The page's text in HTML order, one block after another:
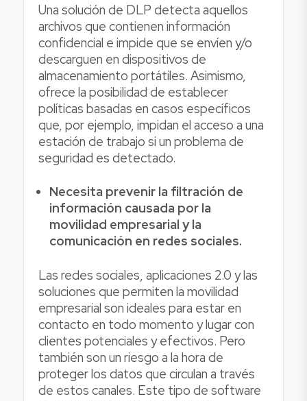
Una solución de DLP detecta aquellos
archivos que contienen información
confidencial e impide que se envíen y/o
descarguen en dispositivos de
almacenamiento portátiles. Asimismo,
ofrece la posibilidad de establecer
políticas basadas en casos específicos
que, por ejemplo, impidan el acceso a una
estación de trabajo si un problema de
seguridad es detectado.
Necesita prevenir la filtración de
información causada por la
movilidad empresarial y la
comunicación en redes sociales.
Las redes sociales, aplicaciones 2.0 y las
soluciones que permiten la movilidad
empresarial son ideales para estar en
contacto en todo momento y lugar con
clientes potenciales y efectivos. Pero
también son un riesgo a la hora de
proteger los datos que circulan a través
de estos canales. Este tipo de software